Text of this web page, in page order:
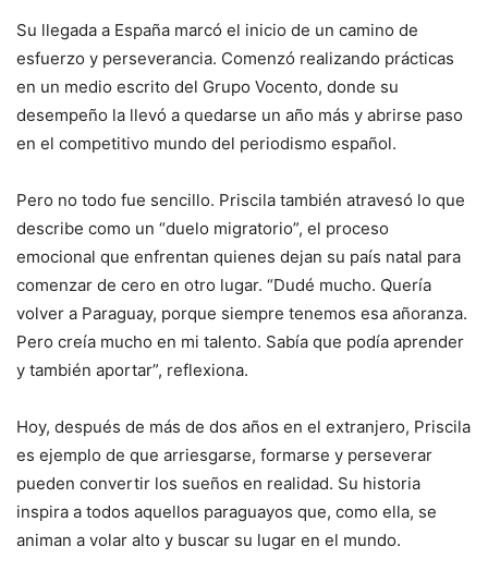
Su llegada a España marcó el inicio de un camino de
esfuerzo y perseverancia. Comenzó realizando prácticas
en un medio escrito del Grupo Vocento, donde su
desempeño la llevó a quedarse un año más y abrirse paso
en el competitivo mundo del periodismo español.
Pero no todo fue sencillo. Priscila también atravesó lo que
describe como un “duelo migratorio”, el proceso
emocional que enfrentan quienes dejan su país natal para
comenzar de cero en otro lugar. “Dudé mucho. Quería
volver a Paraguay, porque siempre tenemos esa añoranza.
Pero creía mucho en mi talento. Sabía que podía aprender
y también aportar”, reflexiona.
Hoy, después de más de dos años en el extranjero, Priscila
es ejemplo de que arriesgarse, formarse y perseverar
pueden convertir los sueños en realidad. Su historia
inspira a todos aquellos paraguayos que, como ella, se
animan a volar alto y buscar su lugar en el mundo.